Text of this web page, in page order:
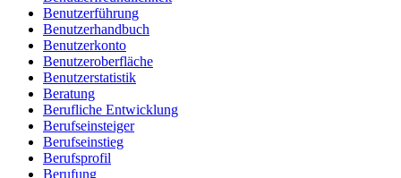
Benutzerführung
Benutzerhandbuch
Benutzerkonto
Benutzeroberfläche
Benutzerstatistik
Beratung
Berufliche Entwicklung
Berufseinsteiger
Berufseinstieg
Berufsprofil
Berufung